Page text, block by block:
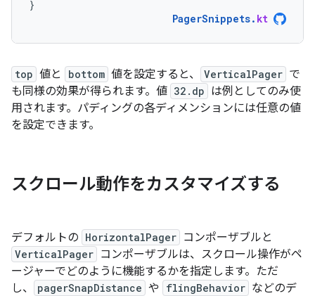
}
PagerSnippets. kt
top 値と bottom 値を設定すると、 VerticalPager で
も同様の効果が得られます。値 32.dp は例としてのみ使
用されます。パディングの各ディメンションには任意の値
を設定できます。
スクロール動作をカスタマイズする
デフォルトの HorizontalPager コンポーザブルと
VerticalPager コンポーザブルは、スクロール操作がペ
ージャーでどのように機能するかを指定します。ただ
し、
pagerSnapDistance や flingBehavior などのデ